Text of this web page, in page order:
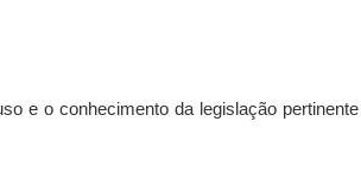
e o conhecimento da legislação pertinente